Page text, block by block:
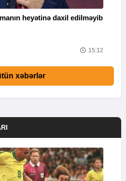
heyətinə daxil edilməyib
15:12
xəbərlər